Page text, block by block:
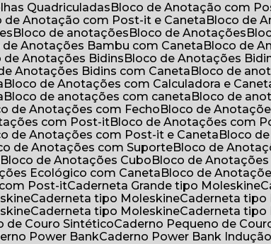
Quadriculadas
Bloco de Anotação com
de Anotação com Post-it e Caneta
Bloco de
Bloco de anotações Bloco de Anotações
de Anotações Bambu com Caneta
Bloco de
de Anotações Bidins
Bloco de Anotações
de Anotações Bidins com Caneta
Bloco de
Bloco de Anotações com Calculadora e
Bloco de anotações com caneta
Bloco de
de Anotações com Fecho
Bloco de
com Post-it
Bloco de Anotações com
de Anotações com Post-it e Caneta
Bloco
de Anotações com Suporte
Bloco de
Bloco de Anotações Cubo
Bloco de
Ecológico com Caneta
Bloco de
com Post-it Caderneta Grande tipo Moleskine
Caderneta tipo Moleskine Caderneta
Caderneta tipo Moleskine
Caderneta
de Couro Sintético Caderno Pequeno de
Power Bank Caderno Power Bank Indução